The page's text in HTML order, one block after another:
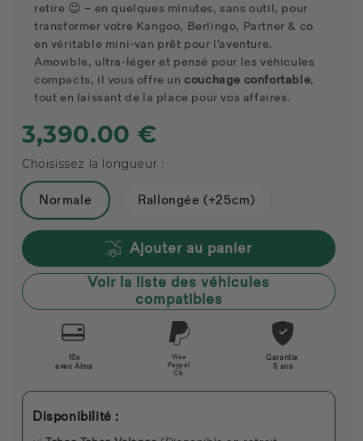
retire 😉 – en quelques minutes, sans outil, pour
transformer votre Kangoo, Berlingo, Partner & co
en véritable mini-van prêt pour l’aventure.
Amovible, ultra-léger et pensé pour les véhicules
compacts, il vous offre un couchage confortable,
tout en laissant de la place pour vos affaires.
3,390.00 €
Choisissez la longueur :
Normale Rallongée (+25cm)
Ajouter au panier
Voir la liste des véhicules
compatibles
10x
avec Alma
Visa
Paypal
Cb
Garantie
5 ans
Disponibilité :